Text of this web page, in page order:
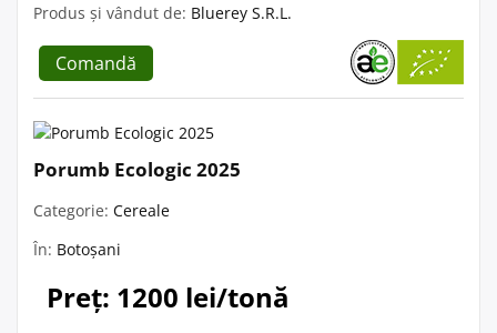
Produs și vândut de: Bluerey S.R.L.
Comandă
Porumb Ecologic 2025
Categorie: Cereale
În: Botoșani
Preț: 1200 lei/tonă